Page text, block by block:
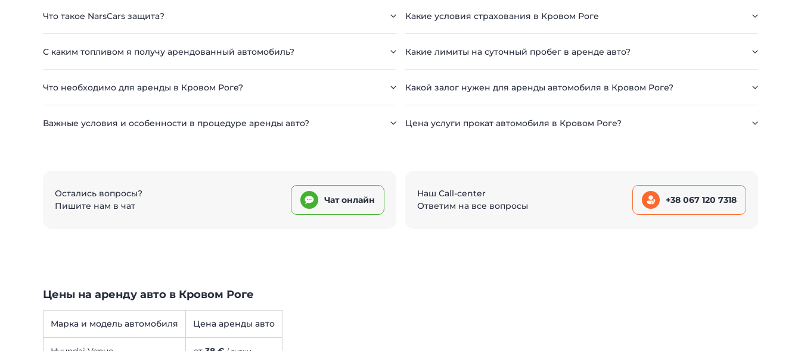
Что такое NarsCars защита? Какие условия страхования в Кровом Роге
С каким топливом я получу арендованный автомобиль? Какие лимиты на суточный пробег в аренде авто?
Что необходимо для аренды в Кровом Роге? Какой залог нужен для аренды автомобиля в Кровом Роге?
Важные условия и особенности в процедуре аренды авто? Цена услуги прокат автомобиля в Кровом Роге?
Остались вопросы?
Пишите нам в чат
Чат онлайн
Наш Call-center
Ответим на все вопросы
+38 067 120 7318
Цены на аренду авто в Кровом Роге
Марка и модель автомобиля Цена аренды авто